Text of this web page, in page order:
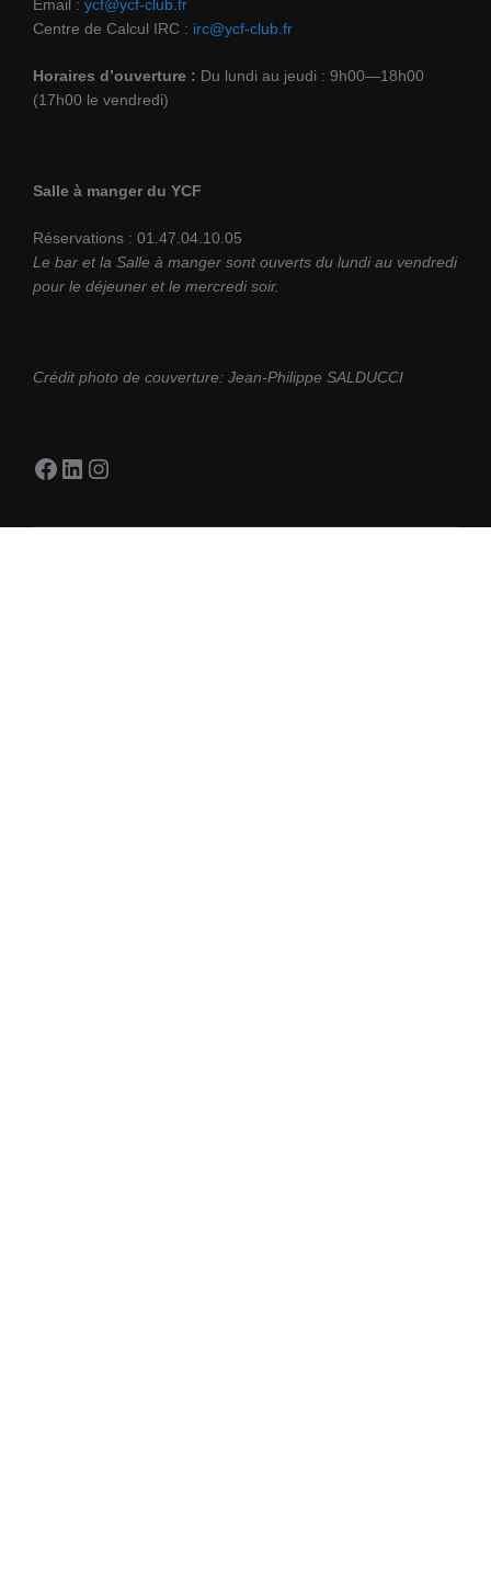
Email : ycf@ycf-club.fr
Centre de Calcul IRC : irc@ycf-club.fr
Horaires d’ouverture : Du lundi au jeudi : 9h00—18h00
(17h00 le vendredi)
Salle à manger du YCF
Réservations : 01.47.04.10.05
Le bar et la Salle à manger sont ouverts du lundi au vendredi
pour le déjeuner et le mercredi soir.
Crédit photo de couverture: Jean-Philippe SALDUCCI
Facebook
LinkedIn
Instagram